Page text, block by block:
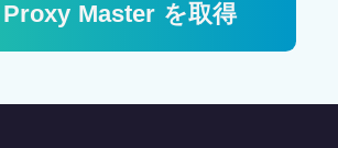
Master を取得